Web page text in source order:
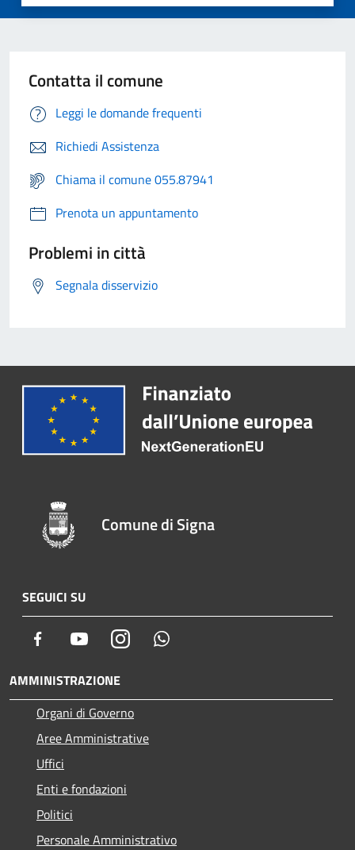
Contatta il comune
Leggi le domande frequenti
Richiedi Assistenza
Chiama il comune 055.87941
Prenota un appuntamento
Problemi in città
Segnala disservizio
Comune di Signa
SEGUICI SU
Facebook YoutubeInstagram
AMMINISTRAZIONE
Organi di Governo
Aree Amministrative
Uffici
Enti e fondazioni
Politici
Personale Amministrativo